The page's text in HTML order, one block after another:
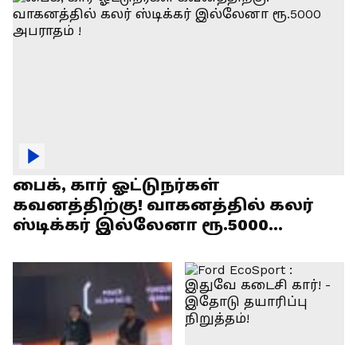
பைக், கார் ஓட்டுநர்கள்
கவனத்திற்கு! வாகனத்தில் கலர்
ஸ்டிக்கர் இல்லேனா ரூ.5000